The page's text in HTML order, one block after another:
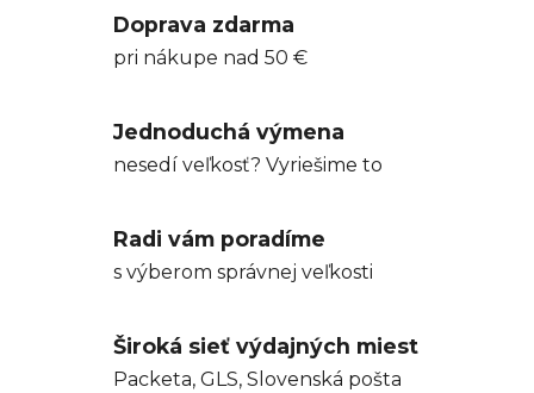
Doprava zdarma
pri nákupe nad 50 €
Jednoduchá výmena
nesedí veľkosť? Vyriešime to
Radi vám poradíme
s výberom správnej veľkosti
Široká sieť výdajných miest
Packeta, GLS, Slovenská pošta